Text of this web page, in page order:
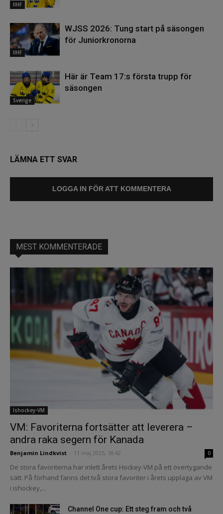
IIHF
IIHF
WJSS 2026: Tung start på säsongen
för Juniorkronorna
Sverige
Här är Team 17:s första trupp för
säsongen
LÄMNA ETT SVAR
LOGGA IN FÖR ATT KOMMENTERA
MEST KOMMENTERADE
Ishockey-VM
VM: Favoriterna fortsätter att leverera –
andra raka segern för Kanada
Benjamin Lindkvist 11 maj 2025, 18:42 0
De stora favoriterna har inlett årets Hockey-VM på ett övertygande
sätt. På förhand fanns det två stora favoriter i årets upplaga av VM
i ishockey,...
Channel One cup: Ett steg fram och två